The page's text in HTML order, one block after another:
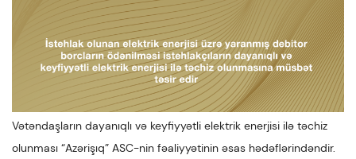
Vətəndaşların dayanıqlı və keyfiyyətli elektrik enerjisi ilə təchiz
olunması “Azərişıq” ASC-nin fəaliyyətinin əsas hədəflərindəndir.